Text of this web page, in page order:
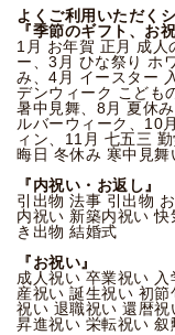
よくご利用いただく
『季節のギフト、お祝
1月 お年賀 正月 成人
ー、3月 ひな祭り ホ
み、4月 イースター
デンウィーク こども
暑中見舞、8月 夏休
ルバーウィーク、10
ィン、11月 七五三
晦日 冬休み 寒中見舞
『内祝い・お返し』
引出物 法事 引出物
内祝い 新築内祝い 快
き出物 結婚式
『お祝い』
成人祝い 卒業祝い
産祝い 誕生祝い 初
祝い 退職祝い 還暦
昇進祝い 栄転祝い 叙